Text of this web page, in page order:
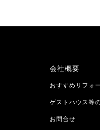
会社概要
おすすめリフォ
ゲストハウス等
お問合せ